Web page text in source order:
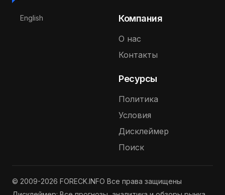
Выберите язык
English Компания
О нас
Контакты
Ресурсы
Политика
Условия
Дисклеймер
Поиск
© 2009-2026 FORECK.INFO Все права защищены